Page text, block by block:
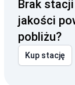
Brak
jakości
pobliżu?
Kup stację